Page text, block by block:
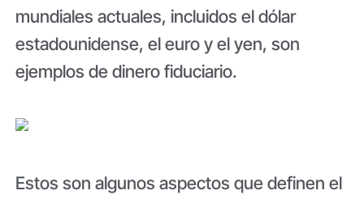
mundiales actuales, incluidos el dólar
estadounidense, el euro y el yen, son
ejemplos de dinero fiduciario.
Estos son algunos aspectos que definen el